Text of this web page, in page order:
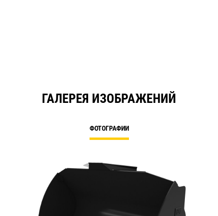
ГАЛЕРЕЯ ИЗОБРАЖЕНИЙ
ФОТОГРАФИИ